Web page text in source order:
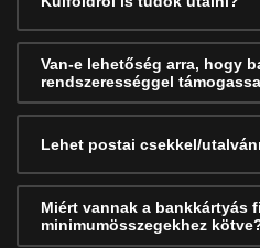
Van-e lehetőség arra, hogy
rendszerességgel
Lehet postai csekkel/
Miért vannak a bankkártyás
minimumösszegekhez